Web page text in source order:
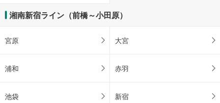
湘南新宿ライン（前橋～小田原）
宮原 大宮
浦和 赤羽
池袋 新宿